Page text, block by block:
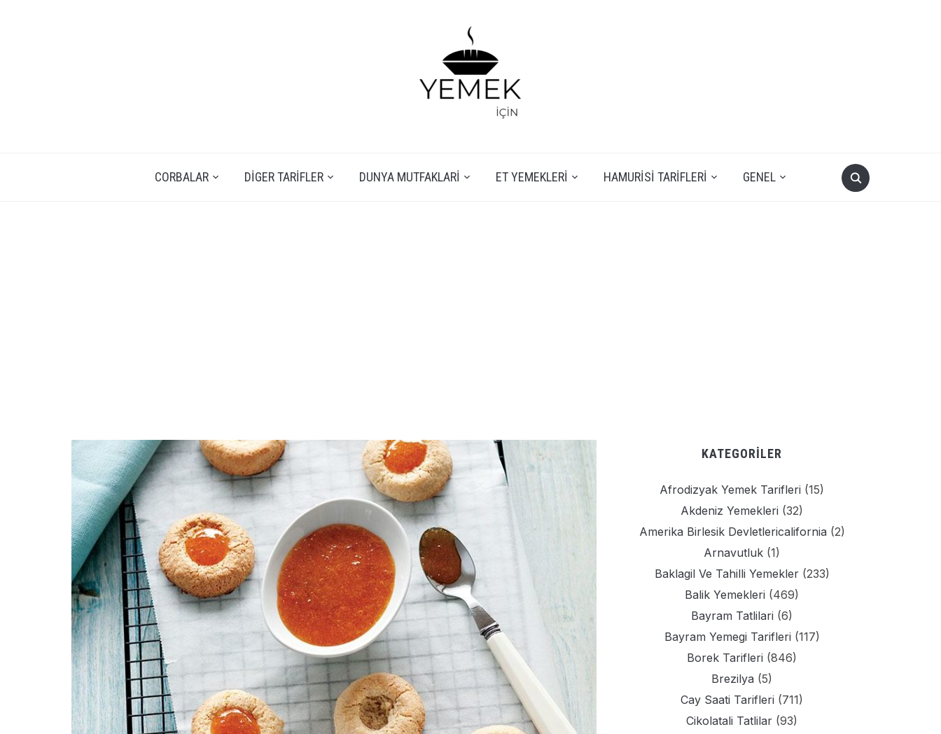
CORBALAR DIGER TARIFLER DUNYA MUTFAKLARI ET YEMEKLERI HAMURISI TARIFLERI GENEL
KATEGORILER
Afrodizyak Yemek Tarifleri (15)
Akdeniz Yemekleri (32)
Amerika Birlesik Devletlericalifornia (2)
Arnavutluk (1)
Baklagil Ve Tahilli Yemekler(233)
Balik Yemekleri (469)
Bayram Tatlilari (6)
Bayram Yemegi Tarifleri (117)
Borek Tarifleri (846)
Brezilya (5)
Cay Saati Tarifleri (711)
Cikolatali Tatlilar (93)